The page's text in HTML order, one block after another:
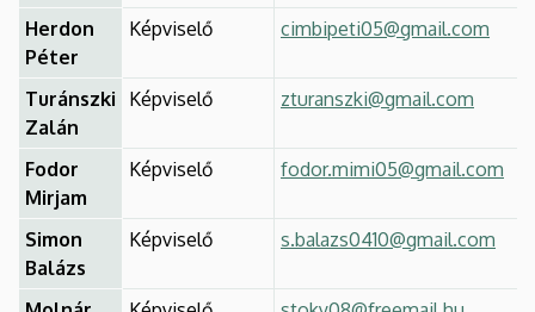
Herdon
Péter
Képviselő cimbipeti05@gmail.com
Turánszki
Zalán
Képviselő zturanszki@gmail.com
Fodor
Mirjam
Képviselő fodor.mimi05@gmail.com
Simon
Balázs
Képviselő s.balazs0410@gmail.com